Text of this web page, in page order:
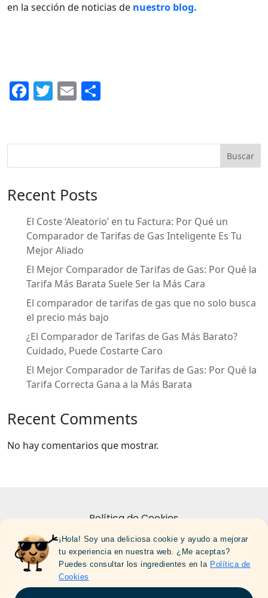
en la sección de noticias de nuestro blog.
F
e
b
o
o
k
T
er
E
l p
ar Buscar
Recent Posts
El Coste ‘Aleatorio’ en tu Factura: Por Qué un
Comparador de Tarifas de Gas Inteligente Es Tu
Mejor Aliado
El Mejor Comparador de Tarifas de Gas: Por Qué la
Tarifa Más Barata Suele Ser la Más Cara
El comparador de tarifas de gas que no solo busca
el precio más bajo
¿El Comparador de Tarifas de Gas Más Barato?
Cuidado, Puede Costarte Caro
El Mejor Comparador de Tarifas de Gas: Por Qué la
Tarifa Correcta Gana a la Más Barata
Recent Comments
No hay comentarios que mostrar.
Política de Cookies
Politica de Privacidad
Sobre Nosotros
Contacto
¡Hola! Soy una deliciosa cookie y ayudo a mejorar
tu experiencia en nuestra web. ¿Me aceptas?
Puedes consultar los ingredientes en la Política de
Cookies